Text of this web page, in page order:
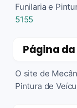
Funilaria e
5155
Página
O site de
Pintura de